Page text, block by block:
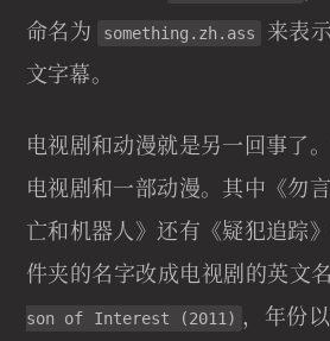
命名为
something.zh.ass
来表
文字幕。
电视剧和动漫就是另一回事了
电视剧和一部动漫。其中《勿
亡和机器人》还有《疑犯追踪
件夹的名字改成电视剧的英文
son of Interest (2011) ，年份